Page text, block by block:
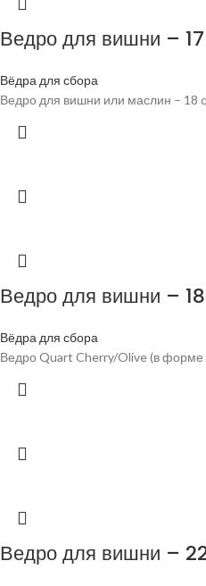
Ведро для вишни –
Вёдра для сбора
Ведро для вишни или маслин – 18
Ведро для вишни –
Вёдра для сбора
Ведро Quart Cherry/Olive (в форме
Ведро для вишни –